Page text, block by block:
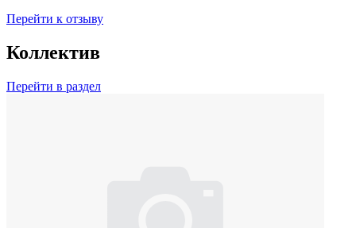
Перейти к отзыву
Коллектив
Перейти в раздел